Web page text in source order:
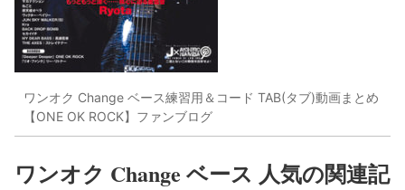
ワンオク Change ベース練習用＆コード TAB(タブ)動画まとめ
【ONE OK ROCK】ファンブログ
ワンオク Change ベース 人気の関連記